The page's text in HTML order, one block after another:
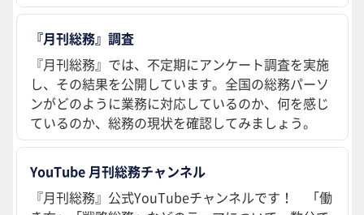
『月刊総務』調査
『月刊総務』では、不定期にアンケート調査を実施
し、その結果を公開しています。全国の総務パーソ
ンがどのように業務に対応しているのか、何を感じ
ているのか、総務の現状を確認してみましょう。
YouTube 月刊総務チャンネル
『月刊総務』公式YouTubeチャンネルです！ 「働